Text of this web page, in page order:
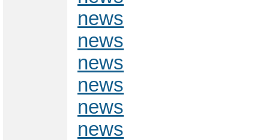
news
news
news
news
news
news